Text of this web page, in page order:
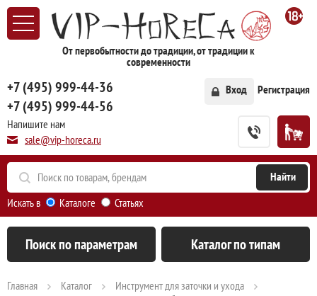
+7 (495) 999-44-36
+7 (495) 999-44-56
Напишите нам
sale@vip-horeca.ru
От первобытности до традиции, от традиции к
современности
Вход
Регистрация
Искать в Каталоге Статьях
Поиск по параметрам Каталог по типам
Главная Каталог
Инструмент для заточки и ухода